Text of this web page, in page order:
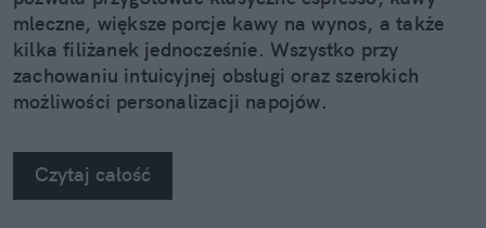
mleczne, większe porcje kawy na wynos, a także
kilka filiżanek jednocześnie. Wszystko przy
zachowaniu intuicyjnej obsługi oraz szerokich
możliwości personalizacji napojów.
Czytaj całość